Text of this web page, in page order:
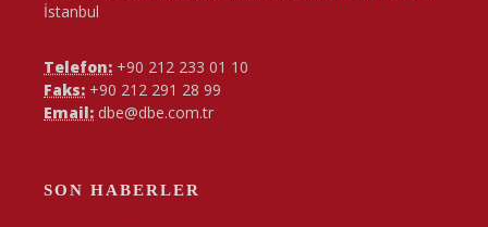
İstanbul
Telefon: +90 212 233 01 10
Faks: +90 212 291 28 99
Email: dbe@dbe.com.tr
SON HABERLER